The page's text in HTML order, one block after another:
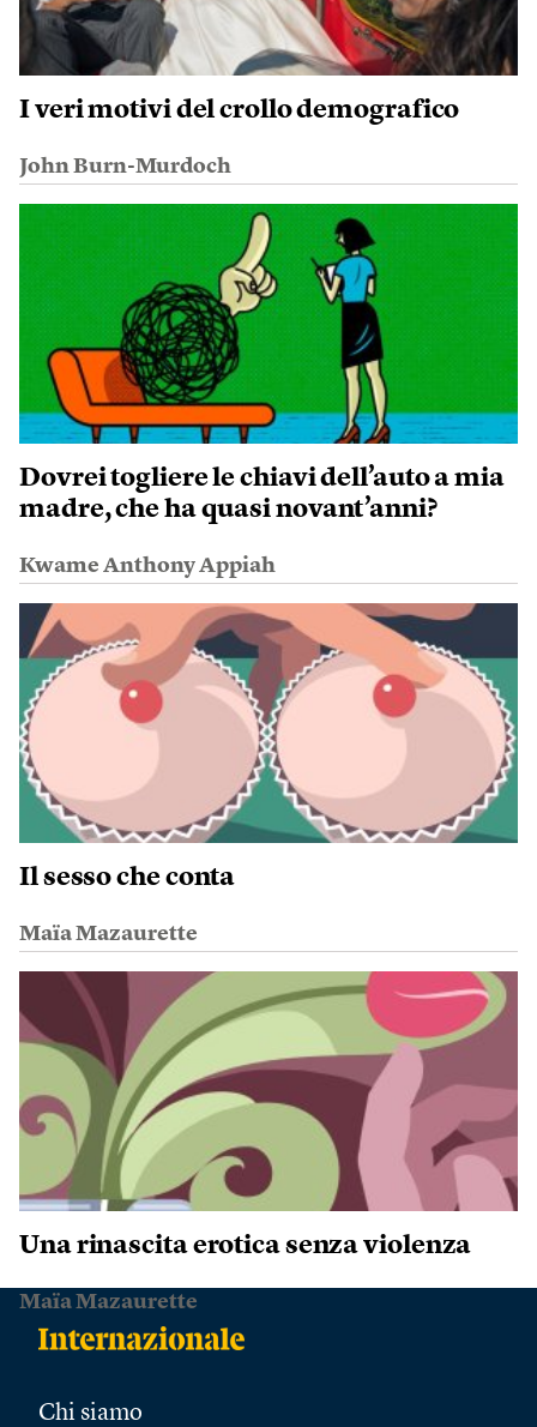
I veri motivi del crollo demografico
John Burn-Murdoch
Dovrei togliere le chiavi dell’auto a mia
madre, che ha quasi novant’anni?
Kwame Anthony Appiah
Il sesso che conta
Maïa Mazaurette
Una rinascita erotica senza violenza
Maïa Mazaurette
Chi siamo